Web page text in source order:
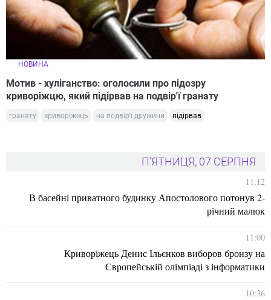
НОВИНА
Мотив - хуліганство: оголосили про підозру
криворіжцю, який підірвав на подвір'ї гранату
гранату криворіжець на подвір'ї дружини підірвав
П'ЯТНИЦЯ, 07 СЕРПНЯ
11:12
В басейні приватного будинку Апостолового потонув 2-
річний малюк
11:00
Криворіжець Денис Ільєнков виборов бронзу на
Європейській олімпіаді з інформатики
10:36